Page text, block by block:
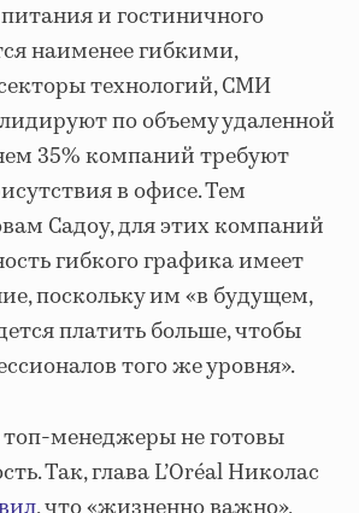
и гостиничного
наименее гибкими,
технологий, СМИ
по объему удаленной
35% компаний требуют
в офисе. Тем
Садоу, для этих компаний
гибкого графика имеет
поскольку им «в будущем,
платить больше, чтобы
того же уровня».
менеджеры не готовы
Так, глава L’Oréal Николас